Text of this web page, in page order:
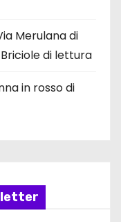
Merulana di
di lettura
in rosso di